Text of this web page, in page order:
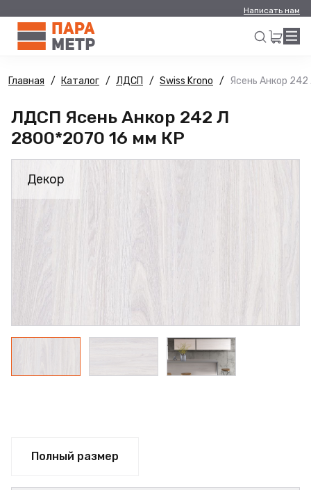
Написать нам
Искать
Главная Каталог ЛДСП Swiss Krono Ясень Анкор
ЛДСП Ясень Анкор 242 Л
2800*2070 16 мм КР
Декор
Полный размер